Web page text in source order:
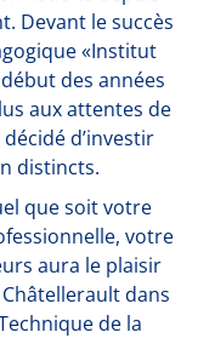
Devant le succès
«Institut
des années
aux attentes de
d’investir
distincts.
que soit votre
votre
aura le plaisir
dans
de la